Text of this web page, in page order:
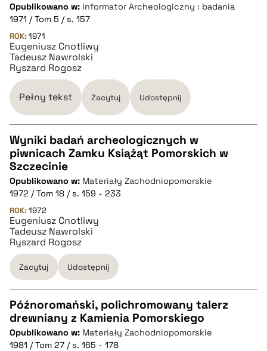
CZYSTY TEKST
pobierz cytat
Opublikowano w: Informator Archeologiczny : badania
1971 / Tom 5 / s. 157
ROK: 1971
Eugeniusz Cnotliwy
Tadeusz Nawrolski
Ryszard Rogosz
Pełny tekst Zacytuj Udostępnij
CZYSTY TEKST
pobierz cytat
BIBTEX
pobierz cytat
Wyniki badań archeologicznych w
piwnicach Zamku Książąt Pomorskich w
Szczecinie
Opublikowano w: Materiały Zachodniopomorskie
1972 / Tom 18 / s. 159 - 233
ROK: 1972
Eugeniusz Cnotliwy
Tadeusz Nawrolski
Ryszard Rogosz
Zacytuj Udostępnij
CZYSTY TEKST
Późnoromański, polichromowany talerz
drewniany z Kamienia Pomorskiego
Opublikowano w: Materiały Zachodniopomorskie
1981 / Tom 27 / s. 165 - 178